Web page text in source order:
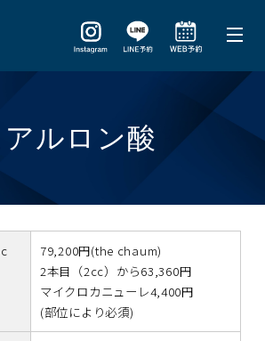
アルロン酸
79,200円(the chaum)
2本目（2cc）から63,360円
マイクロカニューレ4,400円
(部位により必須)